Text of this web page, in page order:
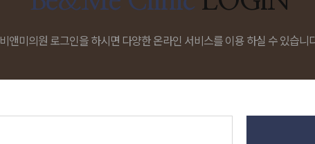
비앤미의원 로그인을 하시면 다양한 온라인 서비스를 이용 하실 수 있습니